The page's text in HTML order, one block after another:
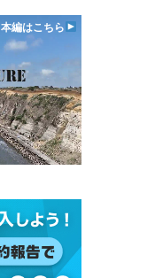
本編はこちら